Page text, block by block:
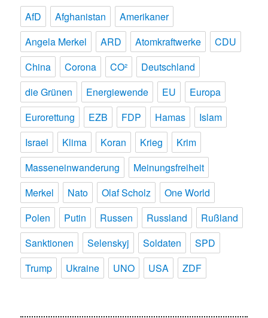
AfD Afghanistan
Amerikaner
Angela Merkel
ARD Atomkraftwerke
CDU
China
Corona CO²
Deutschland
die Grünen
Energiewende EU
Europa
Eurorettung
EZB FDP Hamas
Islam
Israel
Klima Koran Krieg
Krim
Masseneinwanderung
Meinungsfreiheit
Merkel
Nato Olaf Scholz
One World
Polen
Putin Russen Russland
Rußland
Sanktionen
Selenskyj Soldaten
SPD
Trump
Ukraine UNO USA ZDF